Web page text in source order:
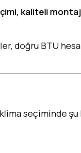
kaliteli
doğru BTU
klima seçiminde